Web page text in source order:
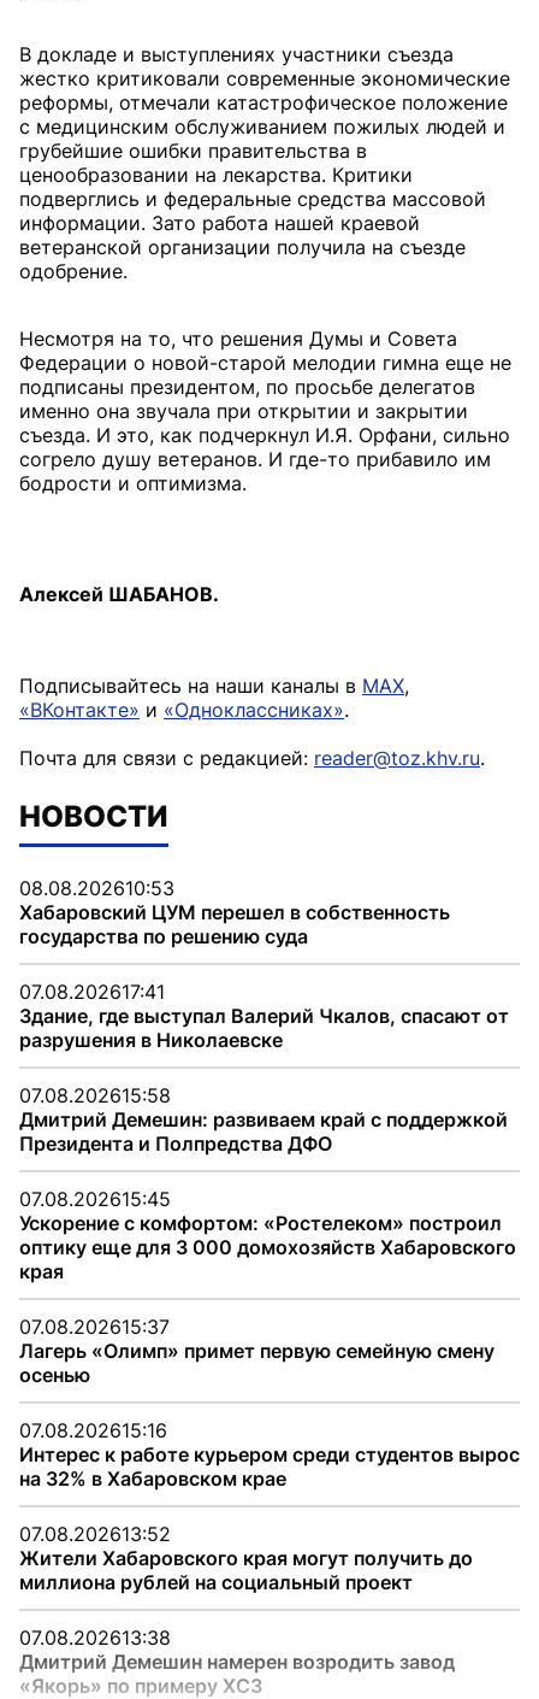
В докладе и выступлениях участники съезда
жестко критиковали современные экономические
реформы, отмечали катастрофическое положение
с медицинским обслуживанием пожилых людей и
грубейшие ошибки правительства в
ценообразовании на лекарства. Критики
подверглись и федеральные средства массовой
информации. Зато работа нашей краевой
ветеранской организации получила на съезде
одобрение.
Несмотря на то, что решения Думы и Совета
Федерации о новой-старой мелодии гимна еще не
подписаны президентом, по просьбе делегатов
именно она звучала при открытии и закрытии
съезда. И это, как подчеркнул И.Я. Орфани, сильно
согрело душу ветеранов. И где-то прибавило им
бодрости и оптимизма.
Алексей ШАБАНОВ.
Подписывайтесь на наши каналы в MAX,
«ВКонтакте» и «Одноклассниках».
Почта для связи с редакцией: reader@toz.khv.ru.
НОВОСТИ
08.08.202610:53
Хабаровский ЦУМ перешел в собственность
государства по решению суда
07.08.202617:41
Здание, где выступал Валерий Чкалов, спасают от
разрушения в Николаевске
07.08.202615:58
Дмитрий Демешин: развиваем край с поддержкой
Президента и Полпредства ДФО
07.08.202615:45
Ускорение с комфортом: «Ростелеком» построил
оптику еще для 3 000 домохозяйств Хабаровского
края
07.08.202615:37
Лагерь «Олимп» примет первую семейную смену
осенью
07.08.202615:16
Интерес к работе курьером среди студентов вырос
на 32% в Хабаровском крае
07.08.202613:52
Жители Хабаровского края могут получить до
миллиона рублей на социальный проект
07.08.202613:38
Дмитрий Демешин намерен возродить завод
«Якорь» по примеру ХСЗ